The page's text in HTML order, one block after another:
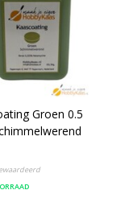
Groen 0.5